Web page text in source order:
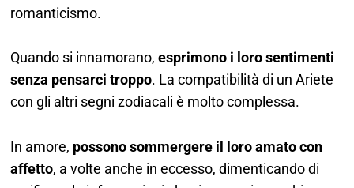
romanticismo.
Quando si innamorano,esprimono i loro sentimenti
senza pensarci troppo. La compatibilità di un Ariete
con gli altri segni zodiacali è molto complessa.
In amore, possono sommergere il loro amato con
affetto, a volte anche in eccesso, dimenticando di